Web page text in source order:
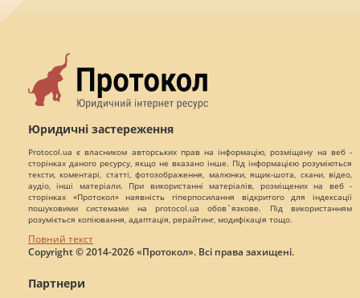
Юридичні застереження
Protocol.ua є власником авторських прав на інформацію, розміщену на веб -
сторінках даного ресурсу, якщо не вказано інше. Під інформацією розуміються
тексти, коментарі, статті, фотозображення, малюнки, ящик-шота, скани, відео,
аудіо, інші матеріали. При використанні матеріалів, розміщених на веб -
сторінках «Протокол» наявність гіперпосилання відкритого для індексації
пошуковими системами на protocol.ua обов`язкове. Під використанням
розуміється копіювання, адаптація, рерайтинг, модифікація тощо.
Повний текст
Copyright © 2014-2026 «Протокол». Всі права захищені.
Партнери